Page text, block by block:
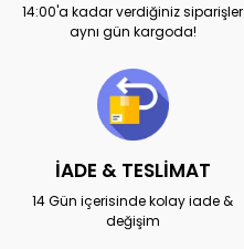
14:00'a kadar verdiğiniz siparişler
aynı gün kargoda!
İADE & TESLİMAT
14 Gün içerisinde kolay iade &
değişim